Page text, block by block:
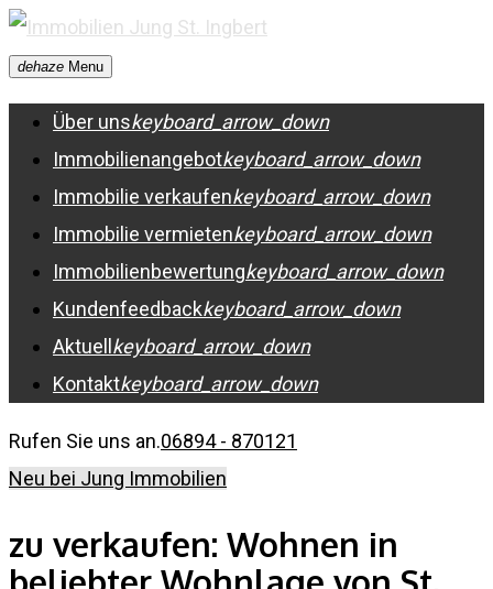
Skip
to
content
dehaze Menu
Über unskeyboard_arrow_down
Immobilienangebotkeyboard_arrow_down
Immobilie verkaufenkeyboard_arrow_down
Immobilie vermietenkeyboard_arrow_down
Immobilienbewertungkeyboard_arrow_down
Kundenfeedbackkeyboard_arrow_down
Aktuell keyboard_arrow_down
Kontaktkeyboard_arrow_down
Rufen Sie uns an.06894 - 870121
Neu bei Jung Immobilien
zu verkaufen: Wohnen in